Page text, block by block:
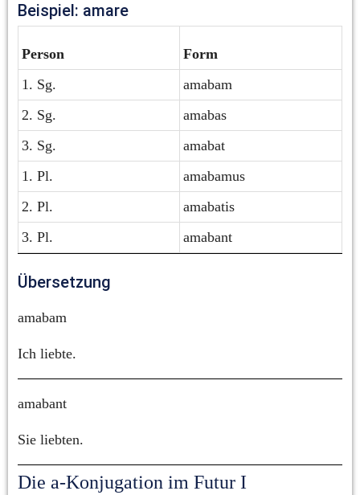
Beispiel: amare
Person
Form
1. Sg.
amabam
2. Sg.
amabas
3. Sg.
amabat
1. Pl.
amabamus
2. Pl.
amabatis
3. Pl.
amabant
Übersetzung
amabam
Ich liebte.
amabant
Sie liebten.
Die a-Konjugation im Futur I